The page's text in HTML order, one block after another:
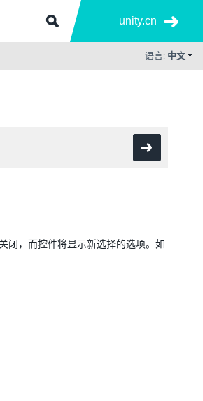
unity.cn
语言: 中文
闭，而控件将显示新选择的选项。如